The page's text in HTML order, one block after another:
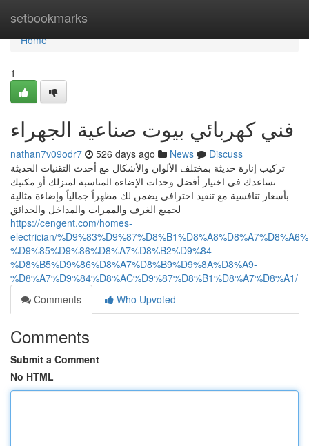
setbookmarks
Home
Home
1
فني كهربائي بيوت صناعية الجهراء
nathan7v09odr7 526 days ago News
Discuss
تركيب إنارة حديثة بمختلف الألوان والأشكال مع أحدث التقنيات الحديثة
نساعدك في اختيار أفضل وحدات الإضاءة المناسبة لمنزلك أو مكتبك
بأسعار تنافسية مع تنفيذ احترافي يضمن لك مظهراً جمالياً وإضاءة مثالية
لجميع الغرف والممرات والمداخل والحدائق
https://cengent.com/homes-
electrician/
%D9%85%D9%86%D8%A7%D8%B2%D9%84-
%D8%B5%D9%86%D8%A7%D8%B9%D9%8A%D8%A9-
%D8%A7%D9%84%D8%AC%D9%87%D8%B1%D8%A7%D8%A1/
Comments
Who Upvoted
Comments
Submit a Comment
No HTML